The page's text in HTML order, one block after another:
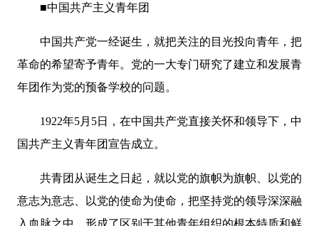
■中国共产主义青年团
中国共产党一经诞生，就把关注的目光投向青年，把
革命的希望寄予青年。党的一大专门研究了建立和发展青
年团作为党的预备学校的问题。
1922年5月5日，在中国共产党直接关怀和领导下，中
国共产主义青年团宣告成立。
共青团从诞生之日起，就以党的旗帜为旗帜、以党的
意志为意志、以党的使命为使命，把坚持党的领导深深融
入血脉之中，形成了区别于其他青年组织的根本特质和鲜